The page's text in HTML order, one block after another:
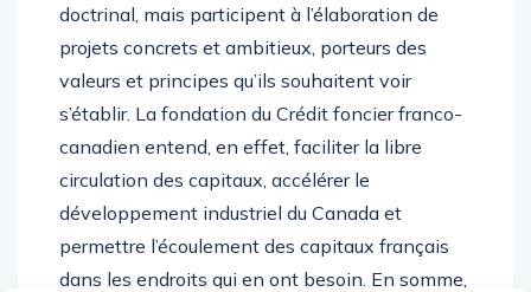
doctrinal, mais participent à l’élaboration de
projets concrets et ambitieux, porteurs des
valeurs et principes qu’ils souhaitent voir
s’établir. La fondation du Crédit foncier franco-
canadien entend, en effet, faciliter la libre
circulation des capitaux, accélérer le
développement industriel du Canada et
permettre l’écoulement des capitaux français
dans les endroits qui en ont besoin. En somme,